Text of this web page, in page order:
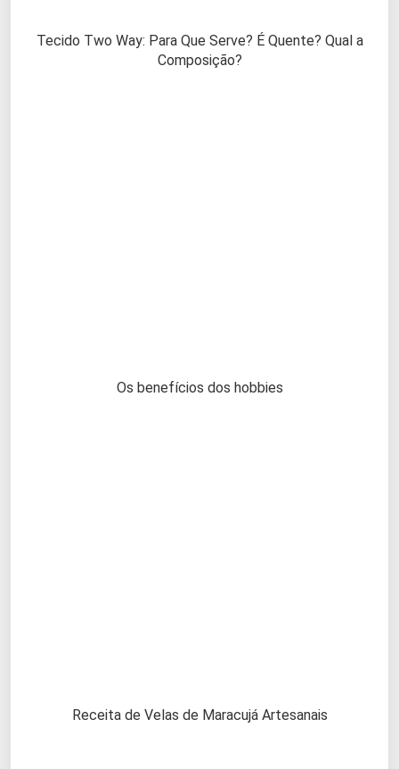
Tecido Two Way: Para Que Serve? É Quente? Qual a
Composição?
Os benefícios dos hobbies
Receita de Velas de Maracujá Artesanais